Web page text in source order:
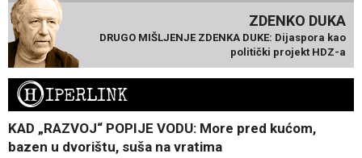
ZDENKO DUKA
DRUGO MIŠLJENJE ZDENKA DUKE: Dijaspora kao
politički projekt HDZ-a
HIPERLINK
KAD „RAZVOJ“ POPIJE VODU: More pred kućom,
bazen u dvorištu, suša na vratima